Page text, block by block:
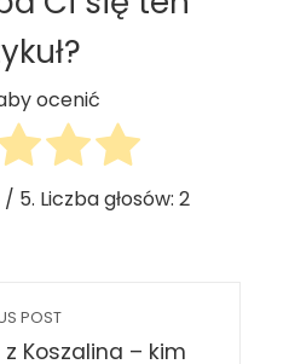
ocenić
/ 5. Liczba głosów: 2
POST
z Koszalina – kim